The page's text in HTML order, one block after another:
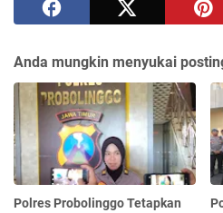
Anda mungkin menyukai
Polres Probolinggo Tetapkan